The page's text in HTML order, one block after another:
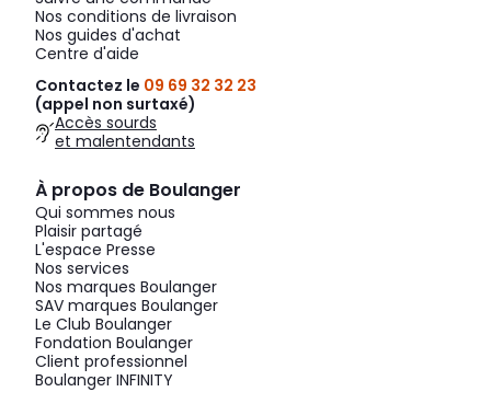
Nos conditions de livraison
Nos guides d'achat
Centre d'aide
Contactez le 09 69 32 32 23
(appel non surtaxé)
Accès sourds
et malentendants
À propos de Boulanger
Qui sommes nous
Plaisir partagé
L'espace Presse
Nos services
Nos marques Boulanger
SAV marques Boulanger
Le Club Boulanger
Fondation Boulanger
Client professionnel
Boulanger INFINITY